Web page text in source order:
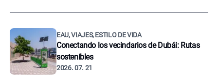
EAU, VIAJES, ESTILO DE VIDA
Conectando los vecindarios de Dubái: Rutas
sostenibles
2026. 07. 21